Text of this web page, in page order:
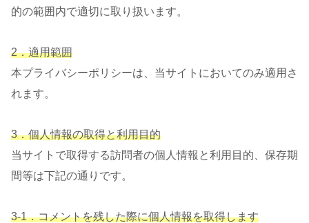
的の範囲内で適切に取り扱います。
2．適用範囲
本プライバシーポリシーは、当サイトにおいてのみ適用さ
れます。
3．個人情報の取得と利用目的
当サイトで取得する訪問者の個人情報と利用目的、保存期
間等は下記の通りです。
3-1．コメントを残した際に個人情報を取得します